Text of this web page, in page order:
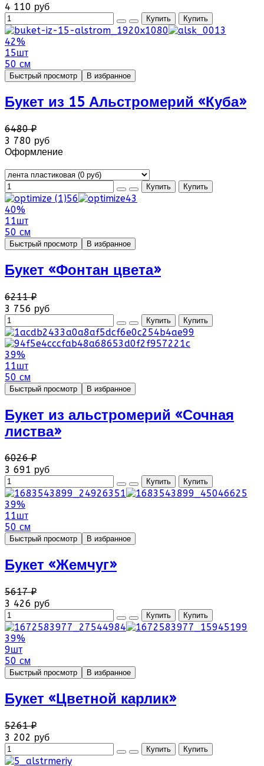
4 110 руб
42%
15шт
50 см
Быстрый просмотр В избранное
Букет из 15 Альстромерий «Куба»
6480 ₽
3 780 руб
Оформление
40%
11шт
50 см
Быстрый просмотр В избранное
Букет «Фонтан цвета»
6211 ₽
3 756 руб
39%
11шт
50 см
Быстрый просмотр В избранное
Букет из альстромерий «Сочная
листва»
6026 ₽
3 691 руб
39%
11шт
50 см
Быстрый просмотр В избранное
Букет «Жемчуг»
5617 ₽
3 426 руб
39%
9шт
50 см
Быстрый просмотр В избранное
Букет «Цветной карлик»
5261 ₽
3 202 руб